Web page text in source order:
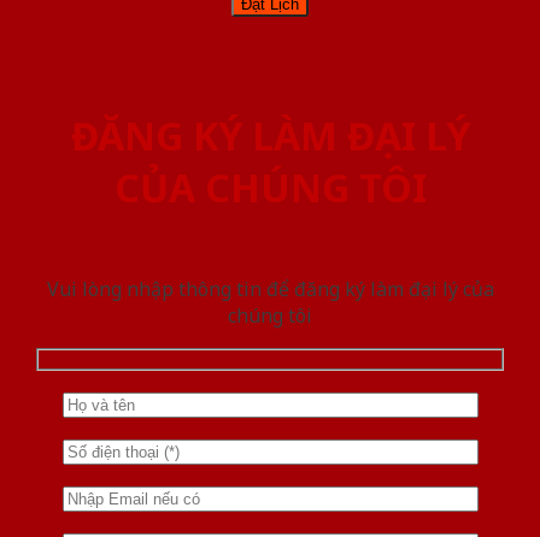
ĐĂNG KÝ LÀM ĐẠI LÝ
CỦA CHÚNG TÔI
Vui lòng nhập thông tin để đăng ký làm đại lý của
chúng tôi